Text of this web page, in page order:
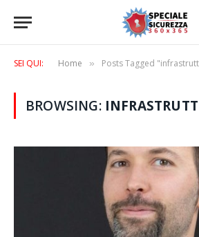
SEI QUI: Home » Posts Tagged
BROWSING: